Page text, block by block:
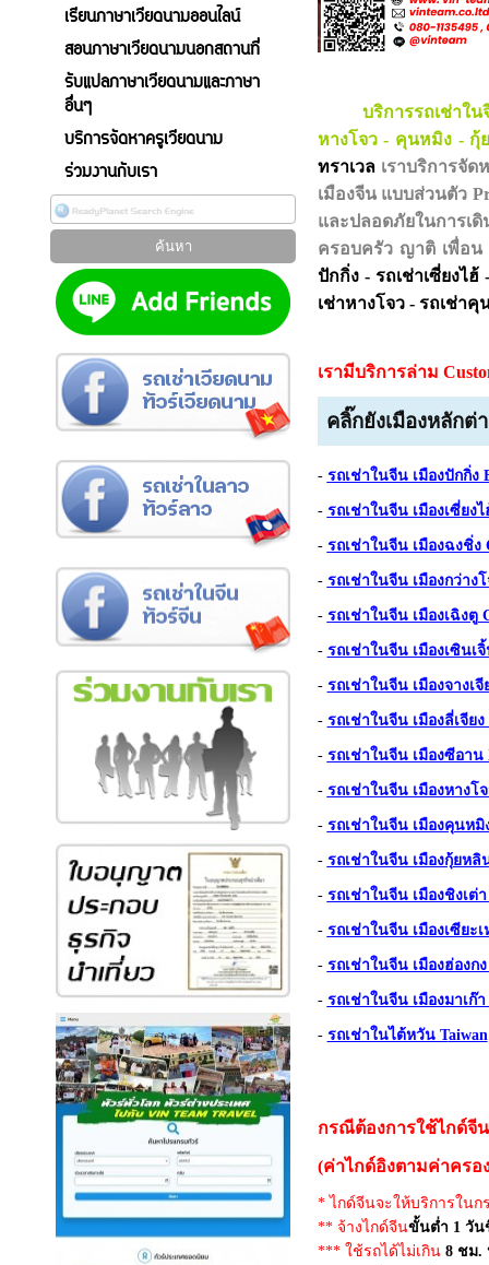
เรียนภาษาเวียดนามออนไลน์
สอนภาษาเวียดนามนอกสถานที่
รับแปลภาษาเวียดนามและภาษา
อื่นๆ
บริการจัดหาครูเวียดนาม
ร่วมงานกับเรา
บริการรถเช่าในจี
หางโจว - คุนหมิง - กุ้
ทราเวลเราบริการจัด
เมืองจีน แบบส่วนตัว
และปลอดภัยในการเ
ครอบครัว ญาติ เพื่อน
ปักกิ่ง - รถเช่าเซี่ยงไฮ้
เช่าหางโจว - รถเช่าคุ
เรามีบริการล่าม
คลิ๊กยังเมืองหลักต่
- รถเช่าในจีน เมืองปักกิ่ง
- รถเช่าในจีน เมืองเซี่ยงไ
- รถเช่าในจีน เมืองฉงชิ่ง
- รถเช่าในจีน เมืองกว่าง
- รถเช่าในจีน เมืองเฉิงตู
- รถเช่าในจีน เมืองเซินเจิ้
- รถเช่าในจีน เมืองจางเจี
- รถเช่าในจีน เมืองลี่เจีย
- รถเช่าในจีน เมืองซีอาน
- รถเช่าในจีน เมืองหางโ
- รถเช่าในจีน เมืองคุนหมิ
- รถเช่าในจีน เมืองกุ้ยหลิ
- รถเช่าในจีน เมืองชิงเต่า
- รถเช่าในจีน เมืองเซียะ
- รถเช่าในจีน เมืองฮ่องก
- รถเช่าในจีน เมืองมาเก๊า
- รถเช่าในไต้หวัน Taiwan
กรณีต้องการใช้ไกด์จี
(ค่าไกด์อิงตามค่าครอ
* ไกด์จีนจะให้บริการใน
** จ้างไกด์จีนขั้นต่ำ 1 วัน
*** ใช้รถได้ไม่เกิน 8 ชม.